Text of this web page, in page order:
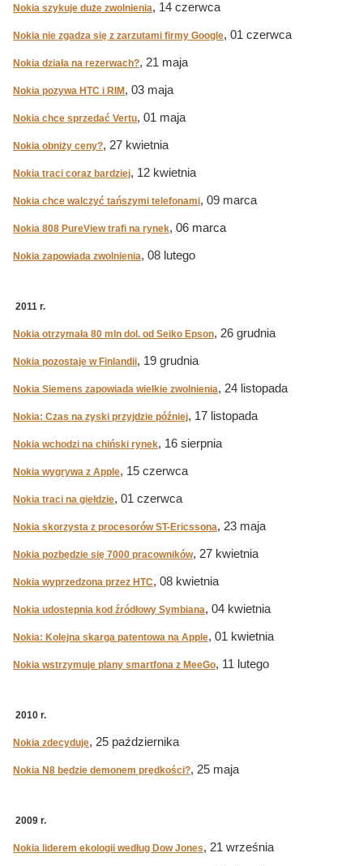
Nokia szykuje duże zwolnienia, 14 czerwca
Nokia nie zgadza się z zarzutami firmy Google, 01 czerwca
Nokia działa na rezerwach?, 21 maja
Nokia pozywa HTC i RIM , 03 maja
Nokia chce sprzedać Vertu, 01 maja
Nokia obniży ceny?, 27 kwietnia
Nokia traci coraz bardziej, 12 kwietnia
Nokia chce walczyć tańszymi telefonami, 09 marca
Nokia 808 PureView trafi na rynek, 06 marca
Nokia zapowiada zwolnienia, 08 lutego
2011 r.
Nokia otrzymała 80 mln dol. od Seiko Epson, 26 grudnia
Nokia pozostaje w Finlandii, 19 grudnia
Nokia Siemens zapowiada wielkie zwolnienia, 24 listopada
Nokia: Czas na zyski przyjdzie później, 17 listopada
Nokia wchodzi na chiński rynek, 16 sierpnia
Nokia wygrywa z Apple, 15 czerwca
Nokia traci na giełdzie, 01 czerwca
Nokia skorzysta z procesorów ST-Ericssona, 23 maja
Nokia pozbędzie się 7000 pracowników, 27 kwietnia
Nokia wyprzedzona przez HTC, 08 kwietnia
Nokia udostępnia kod źródłowy Symbiana, 04 kwietnia
Nokia: Kolejna skarga patentowa na Apple, 01 kwietnia
Nokia wstrzymuje plany smartfona z MeeGo, 11 lutego
2010 r.
Nokia zdecyduje, 25 października
Nokia N8 będzie demonem prędkości?, 25 maja
2009 r.
Nokia liderem ekologii według Dow Jones, 21 września